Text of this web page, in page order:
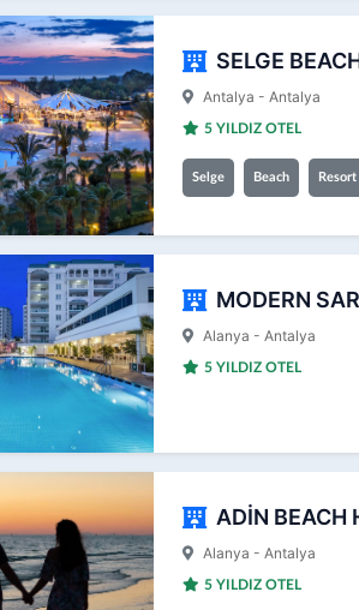
SELGE
Antalya - Antalya
5 YILDIZ OTEL
Selge Beach Resort
MODERN
Alanya - Antalya
5 YILDIZ OTEL
ADİN BEACH
Alanya - Antalya
5 YILDIZ OTEL